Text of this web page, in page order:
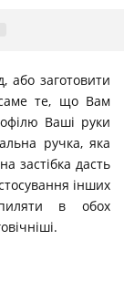
або заготовити
те, що Вам
Ваші руки
ручка, яка
застібка дасть
інших
в обох